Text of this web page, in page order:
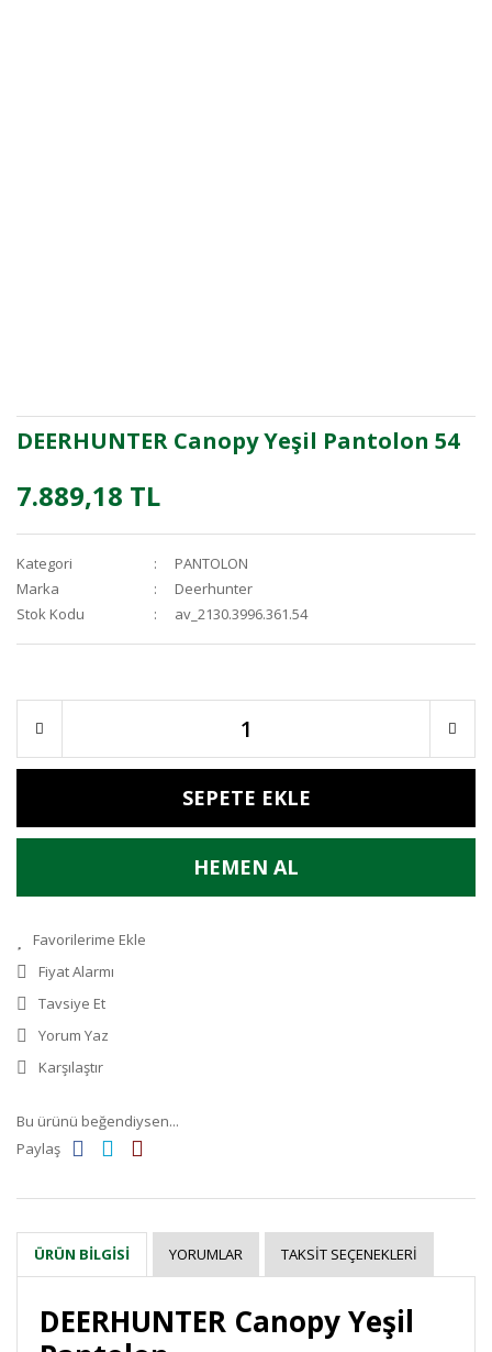
DEERHUNTER Canopy Yeşil Pantolon 54
7.889,18 TL
Kategori
PANTOLON
Marka
Deerhunter
Stok Kodu
av_2130.3996.361.54
SEPETE EKLE
HEMEN AL
Fiyat Alarmı
Tavsiye Et
Yorum Yaz
Karşılaştır
Bu ürünü beğendiysen...
Paylaş
ÜRÜN BILGISI YORUMLAR TAKSIT SEÇENEKLERI
DEERHUNTER Canopy Yeşil